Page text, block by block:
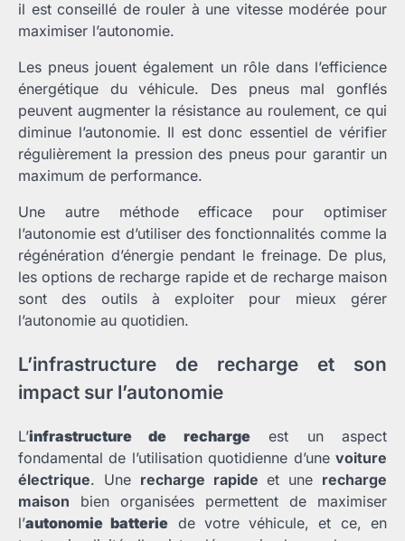
il est conseillé de rouler à une vitesse modérée pour
maximiser l’autonomie.
Les pneus jouent également un rôle dans l’efficience
énergétique du véhicule. Des pneus mal gonflés
peuvent augmenter la résistance au roulement, ce qui
diminue l’autonomie. Il est donc essentiel de vérifier
régulièrement la pression des pneus pour garantir un
maximum de performance.
Une autre méthode efficace pour optimiser
l’autonomie est d’utiliser des fonctionnalités comme la
régénération d’énergie pendant le freinage. De plus,
les options de recharge rapide et de recharge maison
sont des outils à exploiter pour mieux gérer
l’autonomie au quotidien.
L’infrastructure de recharge et son
impact sur l’autonomie
L’infrastructure de rechargeest un aspect
fondamental de l’utilisation quotidienne d’une voiture
électrique. Une recharge rapide et une recharge
maison bien organisées permettent de maximiser
l’autonomie batterie de votre véhicule, et ce, en